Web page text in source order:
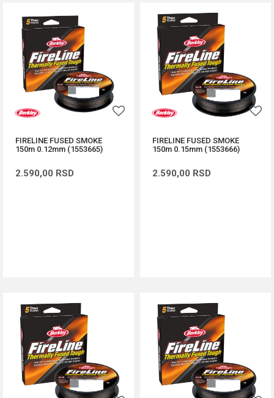
FIRELINE FUSED SMOKE
150m 0.12mm (1553665)
2.590,00 RSD
FIRELINE FUSED SMOKE
150m 0.15mm (1553666)
2.590,00 RSD